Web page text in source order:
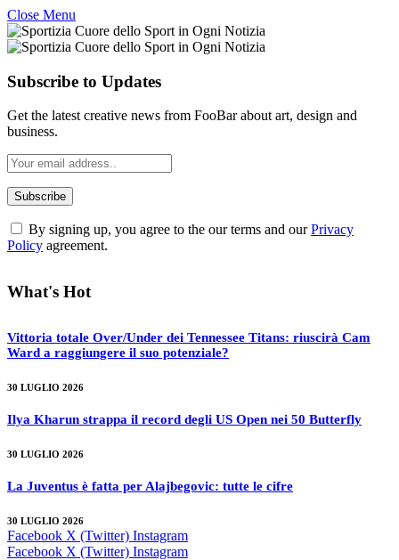
Close Menu
Subscribe to Updates
Get the latest creative news from FooBar about art, design and
business.
By signing up, you agree to the our terms and ourPrivacy
Policy agreement.
What's Hot
Vittoria totale Over/Under dei Tennessee Titans: riuscirà Cam
Ward a raggiungere il suo potenziale?
30 LUGLIO 2026
Ilya Kharun strappa il record degli US Open nei 50 Butterfly
30 LUGLIO 2026
La Juventus è fatta per Alajbegovic: tutte le cifre
30 LUGLIO 2026
Facebook X (Twitter) Instagram
Facebook X (Twitter) Instagram